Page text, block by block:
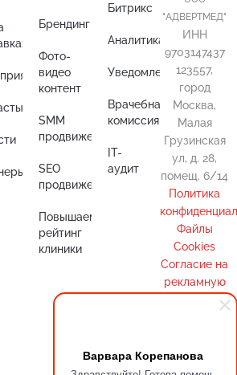
Варвара Корепанова
Брендинг
Фото-
видео
контент
SMM
продвижение
SEO
продвижение
Повышаем
рейтинг
клиники
Битрикс
Аналитика
Уведомления
Врачебная
комиссия
IT-
аудит
"АДВЕРТМЕД"
ИНН
9703147437
123557,
город
Москва,
Малая
Грузинская
ул, д. 28,
помещ. 6/14
Политика
Файлы
Cookies
Cогласие на
рекламную
рассылку